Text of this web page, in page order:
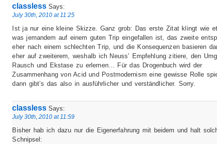
classless Says:
July 30th, 2010 at 11:25
Ist ja nur eine kleine Skizze. Ganz grob: Das erste Zitat klingt wie
was jemandem auf einem guten Trip eingefallen ist, das zweite
eher nach einem schlechten Trip, und die Konsequenzen basieren
eher auf zweiterem, weshalb ich Neuss’ Empfehlung zitiere, den
Rausch und Ekstase zu erlernen… Für das Drogenbuch wird der
Zusammenhang von Acid und Postmodernism eine gewisse Rolle
dann gibt’s das also in ausführlicher und verständlicher. Sorry.
classless Says:
July 30th, 2010 at 11:59
Bisher hab ich dazu nur die Eigenerfahrung mit beidem und halt
Schnipsel: